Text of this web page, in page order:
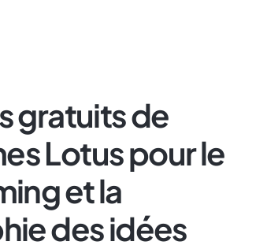
gratuits de
Lotus pour le
et la
des idées